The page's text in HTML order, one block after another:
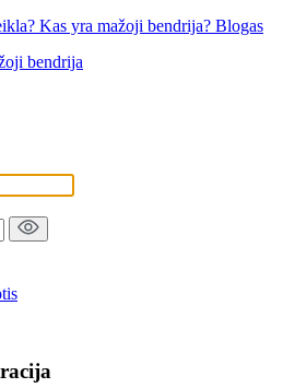
Kas yra mažoji bendrija? Blogas
bendrija